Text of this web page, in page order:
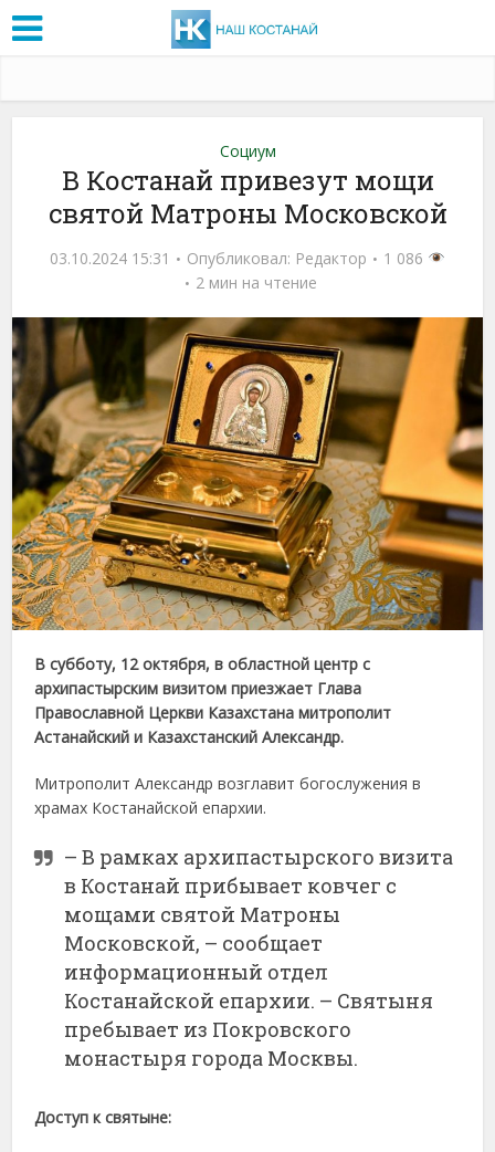
Социум
В Костанай привезут мощи
святой Матроны Московской
03.10.2024 15:31 Опубликовал: Редактор
1 086
2 мин на чтение
В субботу, 12 октября, в областной центр с
архипастырским визитом приезжает Глава
Православной Церкви Казахстана митрополит
Астанайский и Казахстанский Александр.
Митрополит Александр возглавит богослужения в
храмах Костанайской епархии.
– В рамках архипастырского визита
в Костанай прибывает ковчег с
мощами святой Матроны
Московской, – сообщает
информационный отдел
Костанайской епархии. – Святыня
пребывает из Покровского
монастыря города Москвы.
Доступ к святыне: